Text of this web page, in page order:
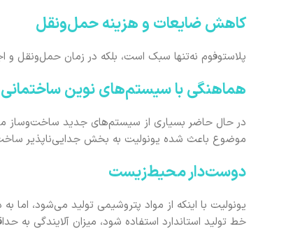
کاهش ضایعات و هزینه حمل‌ونقل
پلاستوفوم نه‌تنها سبک است، بلکه در زمان حمل‌ونقل و
هماهنگی با سیستم‌های نوین ساختمانی
موضوع باعث شده یونولیت به بخش جدایی‌ناپذیر
دوست‌دار محیط‌زیست
یونولیت با اینکه از مواد پتروشیمی تولید می‌شود، اما
خط تولید استاندارد استفاده شود، میزان آلایندگی به